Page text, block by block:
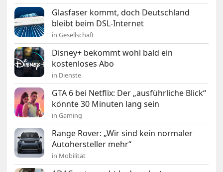
Glasfaser kommt, doch Deutschland
bleibt beim DSL-Internet
in Gesellschaft
Disney+ bekommt wohl bald ein
kostenloses Abo
in Dienste
GTA 6 bei Netflix: Der „ausführliche Blick“
könnte 30 Minuten lang sein
in Gaming
Range Rover: „Wir sind kein normaler
Autohersteller mehr“
in Mobilität